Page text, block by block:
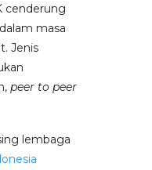
cenderung
masa
Jenis
peer to peer
lembaga